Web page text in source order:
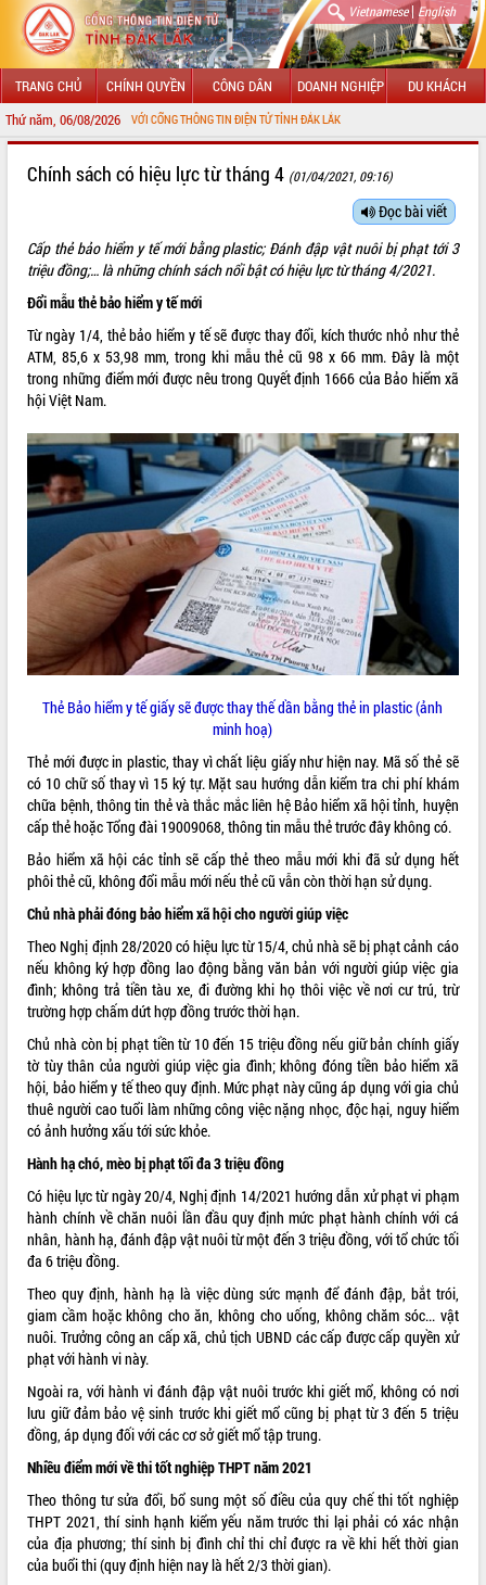
Vietnamese| English
TRANG CHỦ CHÍNH QUYỀN CÔNG DÂN DOANH NGHIỆP DU KHÁCH
Thứ năm, 06/08/2026
MỪNG ĐẾN VỚI CỔNG THÔNG TIN ĐIỆN TỬ TỈNH ĐẮK LẮK
TIN TỨC SỰ KIỆN
SỞ, BAN, NGÀNH
UBND CÁC XÃ, PHƯỜNG
THÔNG TIN CHỈ ĐẠO ĐIỀU HÀNH
VĂN BẢN HĐND TỈNH
ĐIỂM TIN VĂN BẢN
QUY HOẠCH - KẾ HOẠCH
VIDEO
Không có file video nào để phát.
ALBUM ẢNH
LIÊN KẾT WEB
THỐNG KÊ TRUY CẬP
Hôm nay:
16399
Tất cả:
65992541
Chính sách có hiệu lực từ tháng 4 (01/04/2021, 09:16)
Đọc bài viết
Cấp thẻ bảo hiểm y tế mới bằng plastic; Đánh đập vật nuôi bị phạt tới 3
triệu đồng;… là những chính sách nổi bật có hiệu lực từ tháng 4/2021.
Đổi mẫu thẻ bảo hiểm y tế mới
Từ ngày 1/4, thẻ bảo hiểm y tế sẽ được thay đổi, kích thước nhỏ như thẻ
ATM, 85,6 x 53,98 mm, trong khi mẫu thẻ cũ 98 x 66 mm. Đây là một
trong những điểm mới được nêu trong Quyết định 1666 của Bảo hiểm xã
hội Việt Nam.
Thẻ Bảo hiểm y tế giấy sẽ được thay thế dần bằng thẻ in plastic (ảnh
minh hoạ)
Thẻ mới được in plastic, thay vì chất liệu giấy như hiện nay. Mã số thẻ sẽ
có 10 chữ số thay vì 15 ký tự. Mặt sau hướng dẫn kiểm tra chi phí khám
chữa bệnh, thông tin thẻ và thắc mắc liên hệ Bảo hiểm xã hội tỉnh, huyện
cấp thẻ hoặc Tổng đài 19009068, thông tin mẫu thẻ trước đây không có.
Bảo hiểm xã hội các tỉnh sẽ cấp thẻ theo mẫu mới khi đã sử dụng hết
phôi thẻ cũ, không đổi mẫu mới nếu thẻ cũ vẫn còn thời hạn sử dụng.
Chủ nhà phải đóng bảo hiểm xã hội cho người giúp việc
Theo Nghị định 28/2020 có hiệu lực từ 15/4, chủ nhà sẽ bị phạt cảnh cáo
nếu không ký hợp đồng lao động bằng văn bản với người giúp việc gia
đình; không trả tiền tàu xe, đi đường khi họ thôi việc về nơi cư trú, trừ
trường hợp chấm dứt hợp đồng trước thời hạn.
Chủ nhà còn bị phạt tiền từ 10 đến 15 triệu đồng nếu giữ bản chính giấy
tờ tùy thân của người giúp việc gia đình; không đóng tiền bảo hiểm xã
hội, bảo hiểm y tế theo quy định. Mức phạt này cũng áp dụng với gia chủ
thuê người cao tuổi làm những công việc nặng nhọc, độc hại, nguy hiểm
có ảnh hưởng xấu tới sức khỏe.
Hành hạ chó, mèo bị phạt tối đa 3 triệu đồng
Có hiệu lực từ ngày 20/4, Nghị định 14/2021 hướng dẫn xử phạt vi phạm
hành chính về chăn nuôi lần đầu quy định mức phạt hành chính với cá
nhân, hành hạ, đánh đập vật nuôi từ một đến 3 triệu đồng, với tổ chức tối
đa 6 triệu đồng.
Theo quy định, hành hạ là việc dùng sức mạnh để đánh đập, bắt trói,
giam cầm hoặc không cho ăn, không cho uống, không chăm sóc... vật
nuôi. Trưởng công an cấp xã, chủ tịch UBND các cấp được cấp quyền xử
phạt với hành vi này.
Ngoài ra, với hành vi đánh đập vật nuôi trước khi giết mổ, không có nơi
lưu giữ đảm bảo vệ sinh trước khi giết mổ cũng bị phạt từ 3 đến 5 triệu
đồng, áp dụng đối với các cơ sở giết mổ tập trung.
Nhiều điểm mới về thi tốt nghiệp THPT năm 2021
Theo thông tư sửa đổi, bổ sung một số điều của quy chế thi tốt nghiệp
THPT 2021, thí sinh hạnh kiểm yếu năm trước thi lại phải có xác nhận
của địa phương; thí sinh bị đình chỉ thi chỉ được ra về khi hết thời gian
của buổi thi (quy định hiện nay là hết 2/3 thời gian).